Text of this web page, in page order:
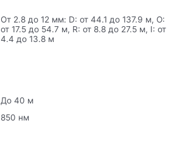
От 2.8 до 12 мм: D: от 44.1 до 137.9 м, O:
от 17.5 до 54.7 м, R: от 8.8 до 27.5 м, I: от
4.4 до 13.8 м
До 40 м
850 нм